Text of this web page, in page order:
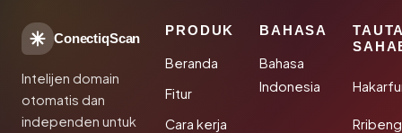
ConectiqScan
Intelijen domain
otomatis dan
independen untuk
PRODUK
Beranda
Fitur
Cara kerja
BAHASA
Bahasa
Indonesia